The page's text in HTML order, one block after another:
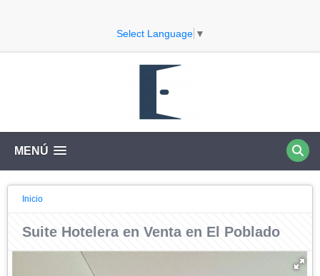
Select Language ▼
MENÚ
Inicio
Suite Hotelera en Venta en El Poblado